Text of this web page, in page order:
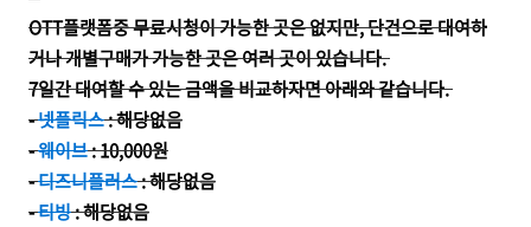
OTT플랫폼중 무료시청이 가능한 곳은 없지만, 단건으로 대여하
거나 개별구매가 가능한 곳은 여러 곳이 있습니다.
7일간 대여할 수 있는 금액을 비교하자면 아래와 같습니다.
-넷플릭스: 해당없음
-웨이브: 10,000원
-디즈니플러스: 해당없음
-티빙: 해당없음